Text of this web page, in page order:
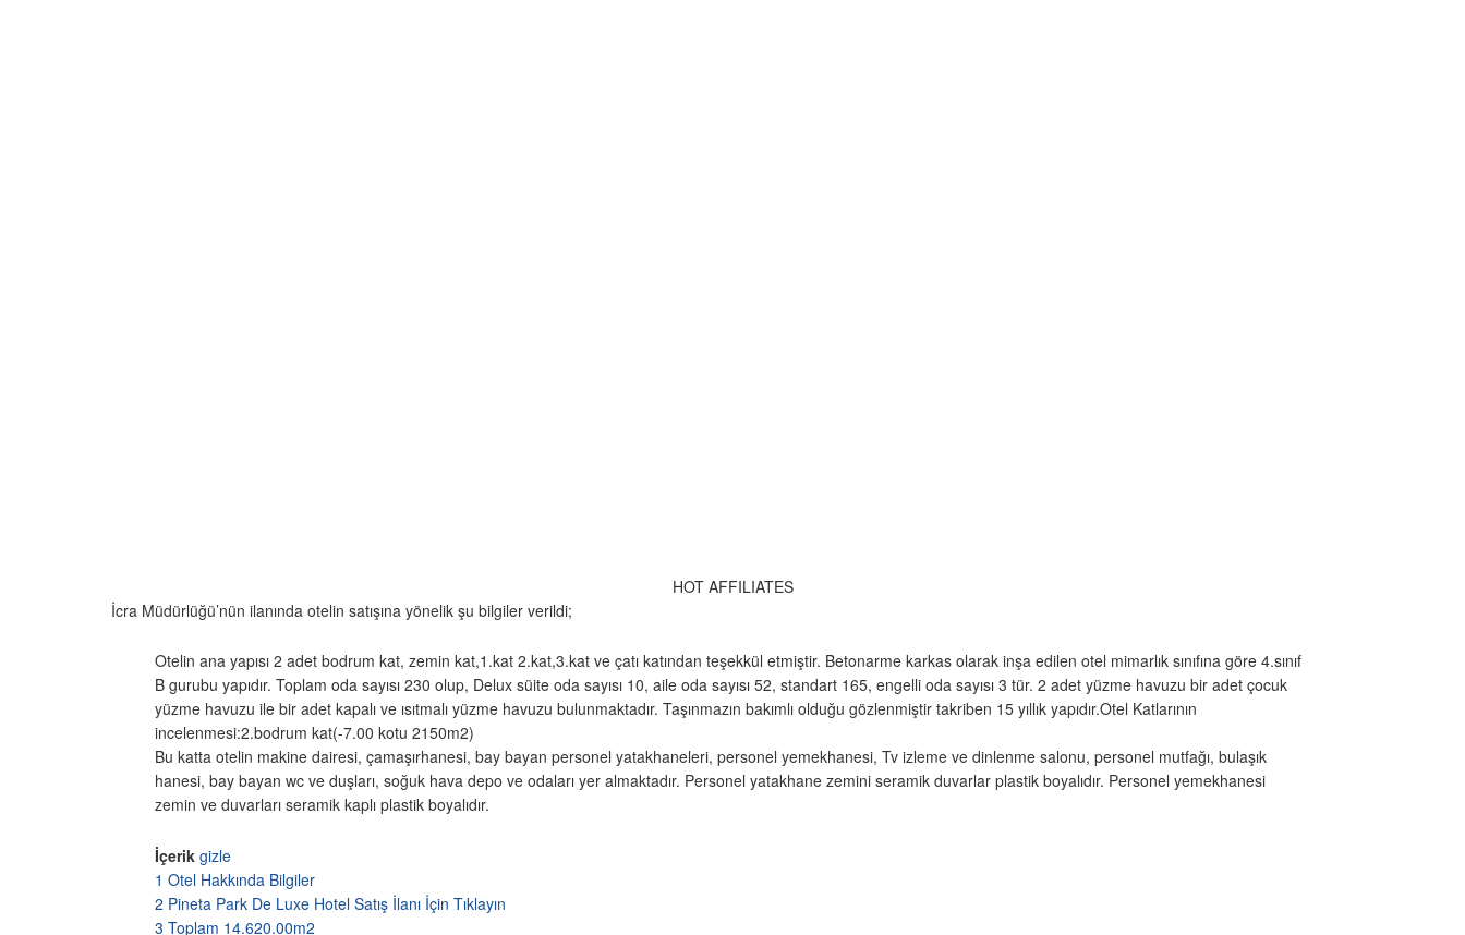
HOT AFFILIATES
İcra Müdürlüğü’nün ilanında otelin satışına yönelik şu bilgiler verildi;
Otelin ana yapısı 2 adet bodrum kat, zemin kat,1.kat 2.kat,3.kat ve çatı katından teşekkül etmiştir. Betonarme karkas olarak inşa edilen otel mimarlık sınıfına göre 4.sınıf
B gurubu yapıdır. Toplam oda sayısı 230 olup, Delux süite oda sayısı 10, aile oda sayısı 52, standart 165, engelli oda sayısı 3 tür. 2 adet yüzme havuzu bir adet çocuk
yüzme havuzu ile bir adet kapalı ve ısıtmalı yüzme havuzu bulunmaktadır. Taşınmazın bakımlı olduğu gözlenmiştir takriben 15 yıllık yapıdır.Otel Katlarının
incelenmesi:2.bodrum kat(-7.00 kotu 2150m2)
Bu katta otelin makine dairesi, çamaşırhanesi, bay bayan personel yatakhaneleri, personel yemekhanesi, Tv izleme ve dinlenme salonu, personel mutfağı, bulaşık
hanesi, bay bayan wc ve duşları, soğuk hava depo ve odaları yer almaktadır. Personel yatakhane zemini seramik duvarlar plastik boyalıdır. Personel yemekhanesi
zemin ve duvarları seramik kaplı plastik boyalıdır.
İçerik gizle
1 Otel Hakkında Bilgiler
2 Pineta Park De Luxe Hotel Satış İlanı İçin Tıklayın
3 Toplam 14.620.00m2